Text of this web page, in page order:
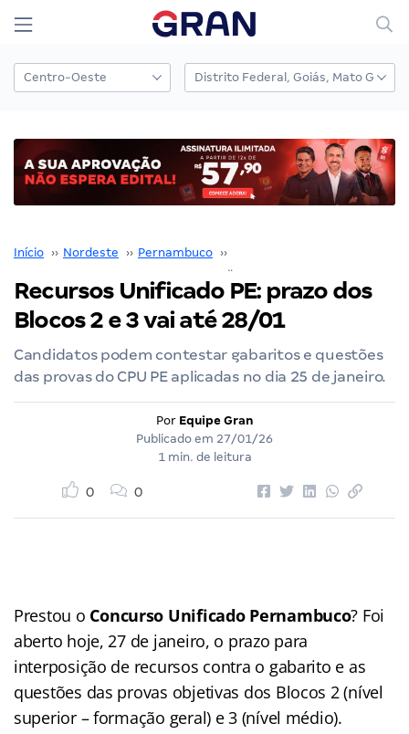
Início ›› Nordeste ›› Pernambuco ››
Recursos Unificado PE: prazo dos
Blocos 2 e 3 vai até 28/01
Candidatos podem contestar gabaritos e questões
das provas do CPU PE aplicadas no dia 25 de janeiro.
Por Equipe Gran
Publicado em 27/01/26
1 min. de leitura
0 0
Prestou o Concurso Unificado Pernambuco? Foi
aberto hoje, 27 de janeiro, o prazo para
interposição de recursos contra o gabarito e as
questões das provas objetivas dos Blocos 2 (nível
superior – formação geral) e 3 (nível médio).